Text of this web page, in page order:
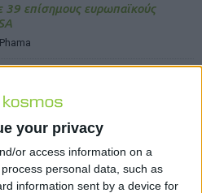
your privacy
or access information on a
personal data, such as
information sent by a device for
επίσημους ευρωπαϊκούς